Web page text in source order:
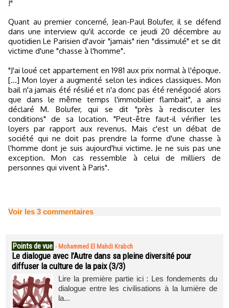
!"
Quant au premier concerné, Jean-Paul Bolufer, il se défend
dans une interview qu'il accorde ce jeudi 20 décembre au
quotidien Le Parisien d'avoir "jamais" rien "dissimulé" et se dit
victime d'une "chasse à l'homme".
"J'ai loué cet appartement en 1981 aux prix normal à l'époque.
[...] Mon loyer a augmenté selon les indices classiques. Mon
bail n'a jamais été résilié et n'a donc pas été renégocié alors
que dans le même temps l'immobilier flambait", a ainsi
déclaré M. Bolufer, qui se dit "près à rediscuter les
conditions" de sa location. "Peut-être faut-il vérifier les
loyers par rapport aux revenus. Mais c'est un débat de
société qui ne doit pas prendre la forme d'une chasse à
l'homme dont je suis aujourd'hui victime. Je ne suis pas une
exception. Mon cas ressemble à celui de milliers de
personnes qui vivent à Paris".
Voir les 3 commentaires
Points de vue - Mohammed El Mahdi Krabch
Le dialogue avec l’Autre dans sa pleine diversité pour
diffuser la culture de la paix (3/3)
Lire la première partie ici : Les fondements du
dialogue entre les civilisations à la lumière de
la...